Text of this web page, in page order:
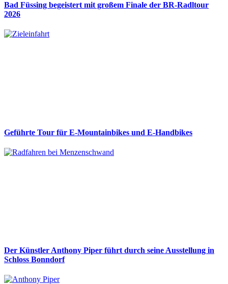
Bad Füssing begeistert mit großem Finale der BR-Radltour
2026
Geführte Tour für E-Mountainbikes und E-Handbikes
Der Künstler Anthony Piper führt durch seine Ausstellung in
Schloss Bonndorf